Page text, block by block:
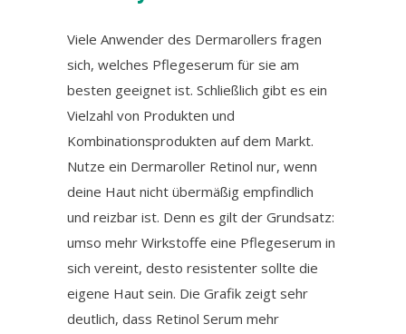
Viele Anwender des Dermarollers fragen
sich, welches Pflegeserum für sie am
besten geeignet ist. Schließlich gibt es ein
Vielzahl von Produkten und
Kombinationsprodukten auf dem Markt.
Nutze ein Dermaroller Retinol nur, wenn
deine Haut nicht übermäßig empfindlich
und reizbar ist. Denn es gilt der Grundsatz:
umso mehr Wirkstoffe eine Pflegeserum in
sich vereint, desto resistenter sollte die
eigene Haut sein. Die Grafik zeigt sehr
deutlich, dass Retinol Serum mehr